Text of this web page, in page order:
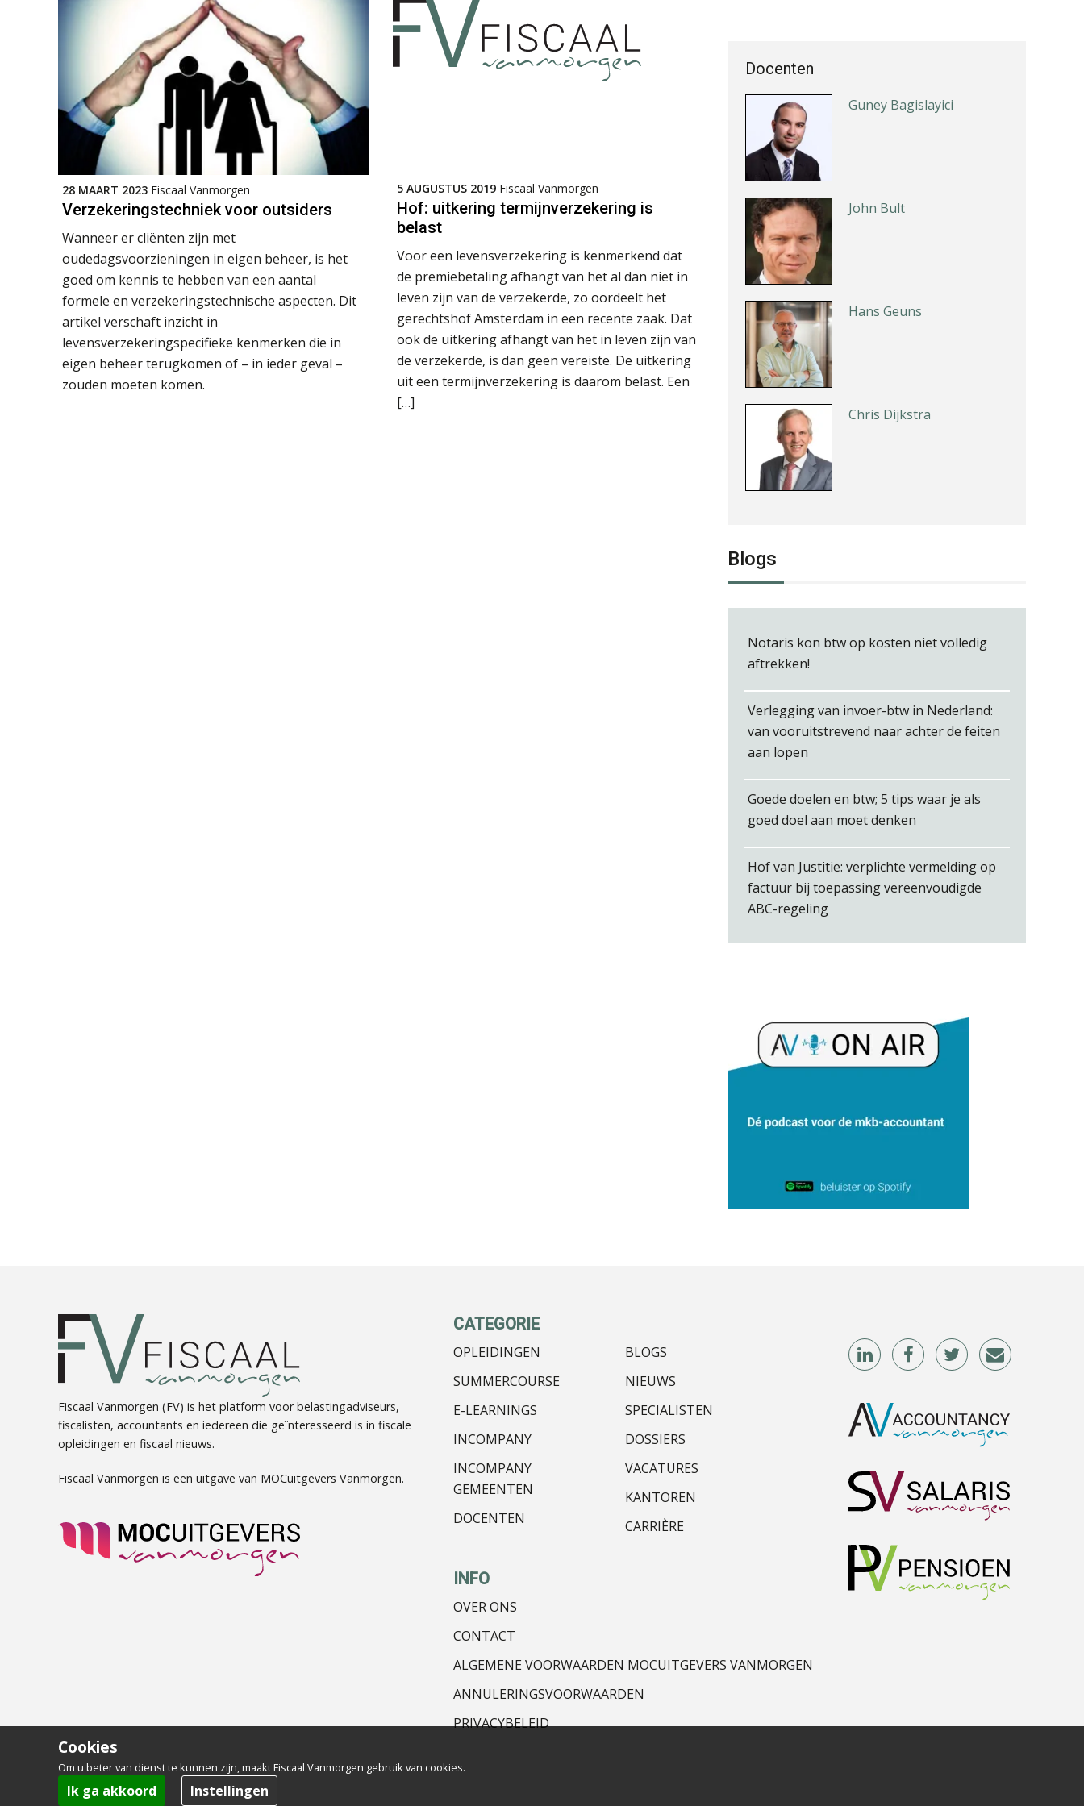
28 MAART 2023 Fiscaal Vanmorgen
Verzekeringstechniek voor outsiders
Wanneer er cliënten zijn met
oudedagsvoorzieningen in eigen beheer, is het
goed om kennis te hebben van een aantal
formele en verzekeringstechnische aspecten. Dit
artikel verschaft inzicht in
levensverzekeringspecifieke kenmerken die in
eigen beheer terugkomen of – in ieder geval –
zouden moeten komen.
5 AUGUSTUS 2019 Fiscaal Vanmorgen
Hof: uitkering termijnverzekering is
belast
Voor een levensverzekering is kenmerkend dat
de premiebetaling afhangt van het al dan niet in
leven zijn van de verzekerde, zo oordeelt het
gerechtshof Amsterdam in een recente zaak. Dat
ook de uitkering afhangt van het in leven zijn van
de verzekerde, is dan geen vereiste. De uitkering
uit een termijnverzekering is daarom belast. Een
[…]
Docenten
Guney Bagislayici
John Bult
Hans Geuns
Chris Dijkstra
Albert Heeling
Martine Cranendonk
Hans Tabak
Casper Mons
Mike Wong
Blogs
Notaris kon btw op kosten niet volledig
aftrekken!
Verlegging van invoer-btw in Nederland:
van vooruitstrevend naar achter de feiten
aan lopen
Goede doelen en btw; 5 tips waar je als
goed doel aan moet denken
Hof van Justitie: verplichte vermelding op
factuur bij toepassing vereenvoudigde
ABC-regeling
Fiscaal Vanmorgen (FV) is het platform voor belastingadviseurs,
fiscalisten, accountants en iedereen die geïnteresseerd is in fiscale
opleidingen en fiscaal nieuws.
Fiscaal Vanmorgen is een uitgave van MOCuitgevers Vanmorgen.
CATEGORIE
OPLEIDINGEN
SUMMERCOURSE
E-LEARNINGS
INCOMPANY
INCOMPANY
GEMEENTEN
DOCENTEN
BLOGS
NIEUWS
SPECIALISTEN
DOSSIERS
VACATURES
KANTOREN
CARRIÈRE
INFO
OVER ONS
CONTACT
ALGEMENE VOORWAARDEN MOCUITGEVERS VANMORGEN
ANNULERINGSVOORWAARDEN
PRIVACYBELEID
Cookies
Om u beter van dienst te kunnen zijn, maakt Fiscaal Vanmorgen gebruik van cookies.
Ik ga akkoord Instellingen